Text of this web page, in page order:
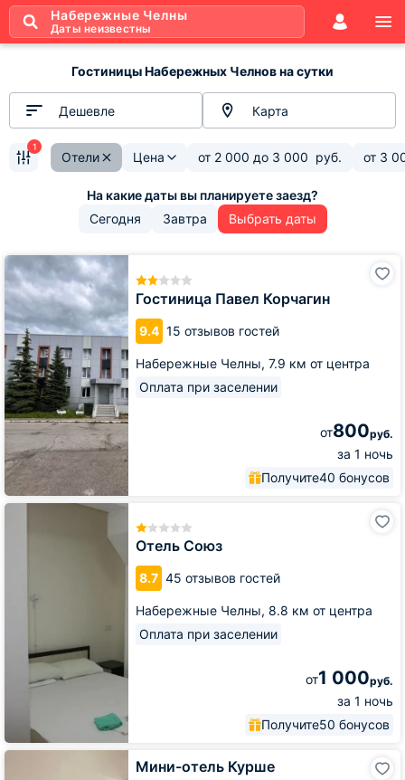
Набережные Челны
Даты неизвестны
Гостиницы Набережных Челнов на сутки
Дешевле Карта
Отели Цена от 2 000 до 3 000 руб. от 3
1
Сегодня Завтра Выбрать даты
Гостиница Павел Корчагин
9.4 15 отзывов гостей
Набережные Челны, 7.9 км от центра
Оплата при заселении
от800руб.
за 1 ночь
Получите40 бонусов
Гостиница
Павел
Корчагин
Отель Союз
8.7 45 отзывов гостей
Набережные Челны, 8.8 км от центра
Оплата при заселении
от1 000руб.
за 1 ночь
Получите50 бонусов
Отель
Мини-отель Курше
Мини-